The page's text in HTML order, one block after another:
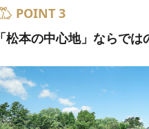
POINT 3
「松本の中心地」ならでは